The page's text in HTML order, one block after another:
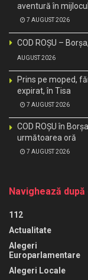
aventură în
7 AUGUST 2026
COD ROȘU –
AUGUST 2026
Prins pe moped,
expirat, în Tisa
7 AUGUST 2026
COD ROȘU în
următoarea oră
7 AUGUST 2026
Navighează
112
Actualitate
Alegeri
Europarlamentare
Alegeri Locale